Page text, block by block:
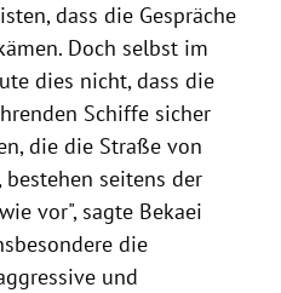
dass die Gespräche
Doch selbst im
dies nicht, dass die
Schiffe sicher
die die Straße von
seitens der
vor", sagte Bekaei
die
und